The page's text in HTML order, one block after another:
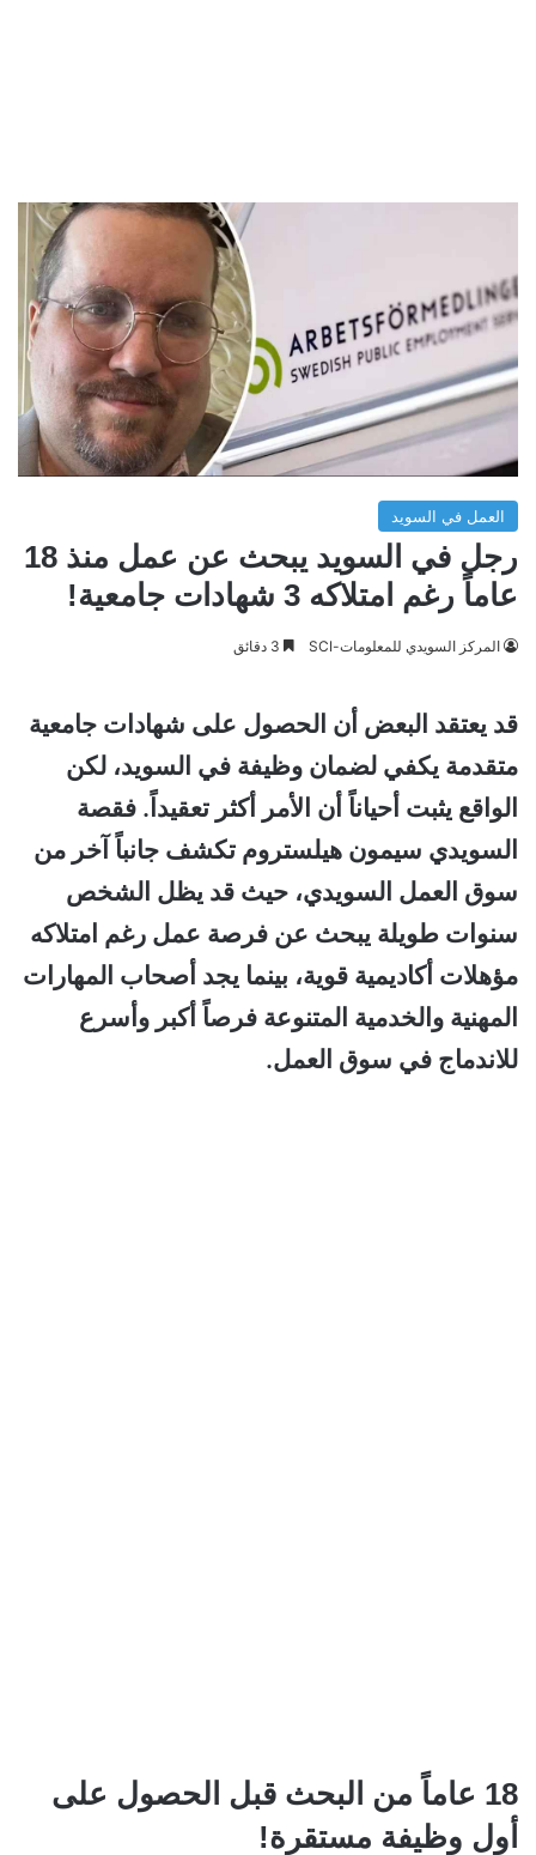
العمل في السويد
رجل في السويد يبحث عن عمل منذ 18
عاماً رغم امتلاكه 3 شهادات جامعية!
المركز السويدي للمعلومات-SCI
قد يعتقد البعض أن الحصول على شهادات جامعية
متقدمة يكفي لضمان وظيفة في السويد، لكن
الواقع يثبت أحياناً أن الأمر أكثر تعقيداً. فقصة
السويدي سيمون هيلستروم تكشف جانباً آخر من
سوق العمل السويدي، حيث قد يظل الشخص
سنوات طويلة يبحث عن فرصة عمل رغم امتلاكه
مؤهلات أكاديمية قوية، بينما يجد أصحاب المهارات
المهنية والخدمية المتنوعة فرصاً أكبر وأسرع
للاندماج في سوق العمل.
18 عاماً من البحث قبل الحصول على
أول وظيفة مستقرة!